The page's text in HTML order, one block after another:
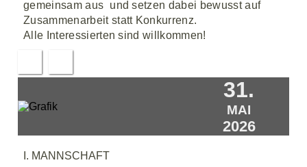
gemeinsam aus  und setzen dabei bewusst auf
Zusammenarbeit statt Konkurrenz.
Alle Interessierten sind willkommen!
31.
MAI
2026
I. MANNSCHAFT